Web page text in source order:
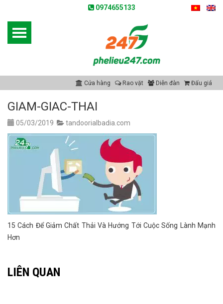
0974655133
Cửa hàng Rao vặt Diễn đàn Đấu giá
GIAM-GIAC-THAI
05/03/2019 tandoorialbadia.com
15 Cách Để Giảm Chất Thải Và Hướng Tới Cuộc Sống Lành Mạnh
Hơn
LIÊN QUAN